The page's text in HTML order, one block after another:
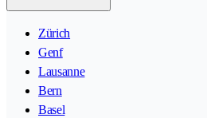
Zürich
Genf
Lausanne
Bern
Basel